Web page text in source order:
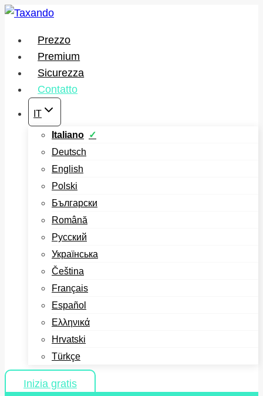
Salta
contenutoPrezzo
Premium
Sicurezza
Contatto
IT
Italiano
Deutsch
English
Polski
Български
Română
Русский
Українська
Čeština
Français
Español
Ελληνικά
Hrvatski
Türkçe
Inizia gratis